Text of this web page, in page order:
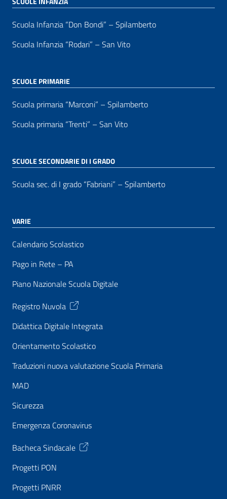
Scuola Infanzia “Don Bondi” – Spilamberto
Scuola Infanzia “Rodari” – San Vito
SCUOLE PRIMARIE
Scuola primaria “Marconi” – Spilamberto
Scuola primaria “Trenti” – San Vito
SCUOLE SECONDARIE DI I GRADO
Scuola sec. di I grado “Fabriani” – Spilamberto
VARIE
Calendario Scolastico
Pago in Rete – PA
Piano Nazionale Scuola Digitale
Registro Nuvola
Didattica Digitale Integrata
Orientamento Scolastico
Traduzioni nuova valutazione Scuola Primaria
MAD
Sicurezza
Emergenza Coronavirus
Bacheca Sindacale
Progetti PON
Progetti PNRR